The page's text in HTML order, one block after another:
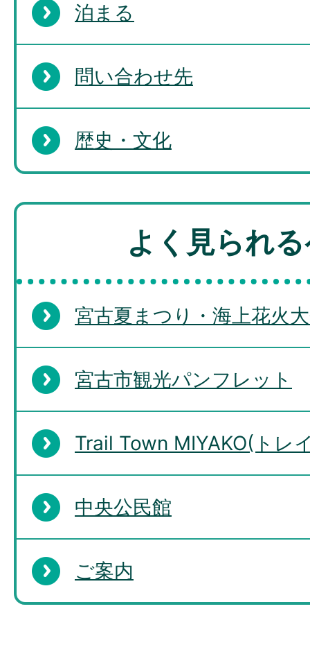
泊まる
問い合わせ先
歴史・文化
よく見られ
宮古夏まつり・海上花火
宮古市観光パンフレット
Trail Town MIYAKO(トレ
中央公民館
ご案内